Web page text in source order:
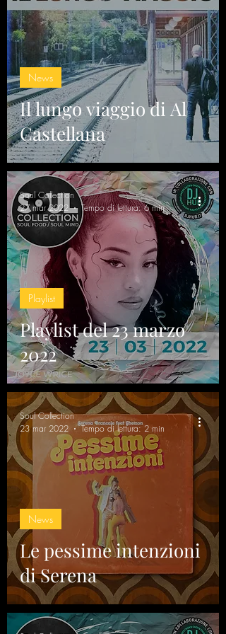
Il lungo viaggio di Al
Castellana
News
Playlist del 23 marzo
2022
Playlist
Soul Collection
27 mar 2022
Tempo di lettura: 6 min
Le pessime intenzioni
di Serena
News
Soul Collection
23 mar 2022
Tempo di lettura: 2 min